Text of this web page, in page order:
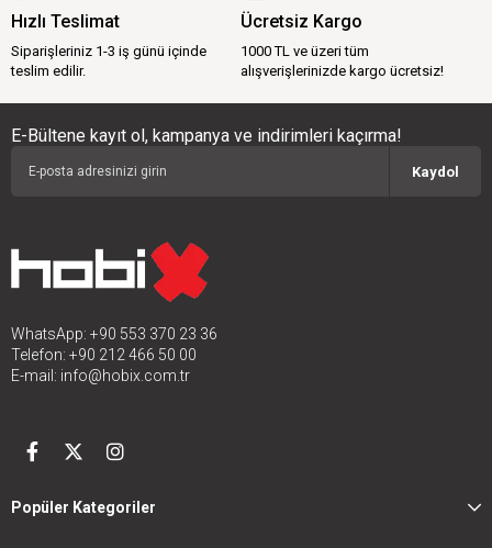
Hızlı Teslimat
Siparişleriniz 1-3 iş günü içinde
teslim edilir.
Ücretsiz Kargo
1000 TL ve üzeri tüm
alışverişlerinizde kargo ücretsiz!
E-Bültene kayıt ol, kampanya ve indirimleri kaçırma!
Kaydol
WhatsApp: +90 553 370 23 36
Telefon: +90 212 466 50 00
E-mail: info@hobix.com.tr
Popüler Kategoriler